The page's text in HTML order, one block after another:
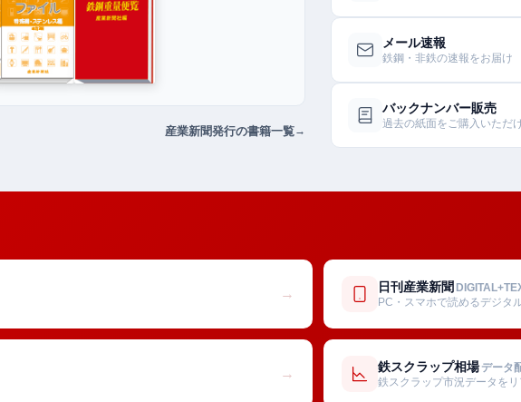
産業新聞発行の書籍一覧
メール速報
鉄鋼・非鉄の速報をお届け
バックナンバー販売
過去の紙面をご購入いただ
→ 日刊産業新聞
PC・スマホで読めるデジタ
→ 鉄スクラップ相場 データ
鉄スクラップ市況データを